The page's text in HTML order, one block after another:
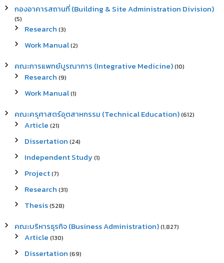
กองอาคารสถานที่ (Building & Site Administration Division)
(5)
Research (3)
Work Manual(2)
คณะการแพทย์บูรณาการ (Integrative Medicine)(10)
Research (9)
Work Manual(1)
คณะครุศาสตร์อุตสาหกรรม (Technical Education)(612)
Article (21)
Dissertation (24)
Independent Study(1)
Project(7)
Research (31)
Thesis(528)
คณะบริหารธุรกิจ (Business Administration)(1,827)
Article (130)
Dissertation (69)